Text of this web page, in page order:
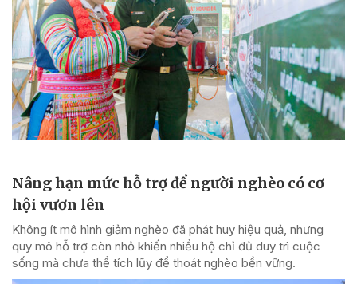
Nâng hạn mức hỗ trợ để người nghèo có cơ
hội vươn lên
Không ít mô hình giảm nghèo đã phát huy hiệu quả, nhưng
quy mô hỗ trợ còn nhỏ khiến nhiều hộ chỉ đủ duy trì cuộc
sống mà chưa thể tích lũy để thoát nghèo bền vững.